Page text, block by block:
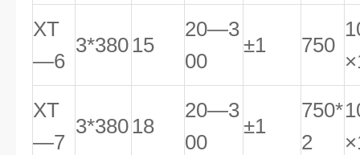
XT
—6
3*380 15
20—3
00
±1 750
XT
—7
3*380 18
20—3
00
±1
750*
2